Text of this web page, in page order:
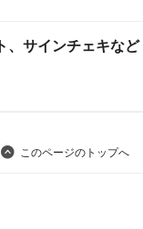
、サインチェキなど
このページのトップへ